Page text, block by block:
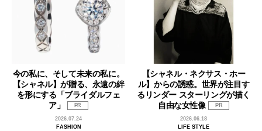
今の私に、そして未来の私に。
【シャネル】が贈る、永遠の絆
を形にする「ブライダルフェ
ア」
PR
2026.07.24
FASHION
【シャネル・ネクサス・ホー
ル】からの誘惑。世界が注目す
るリンダー スターリングが描く
自由な女性像
PR
2026.06.18
LIFE STYLE